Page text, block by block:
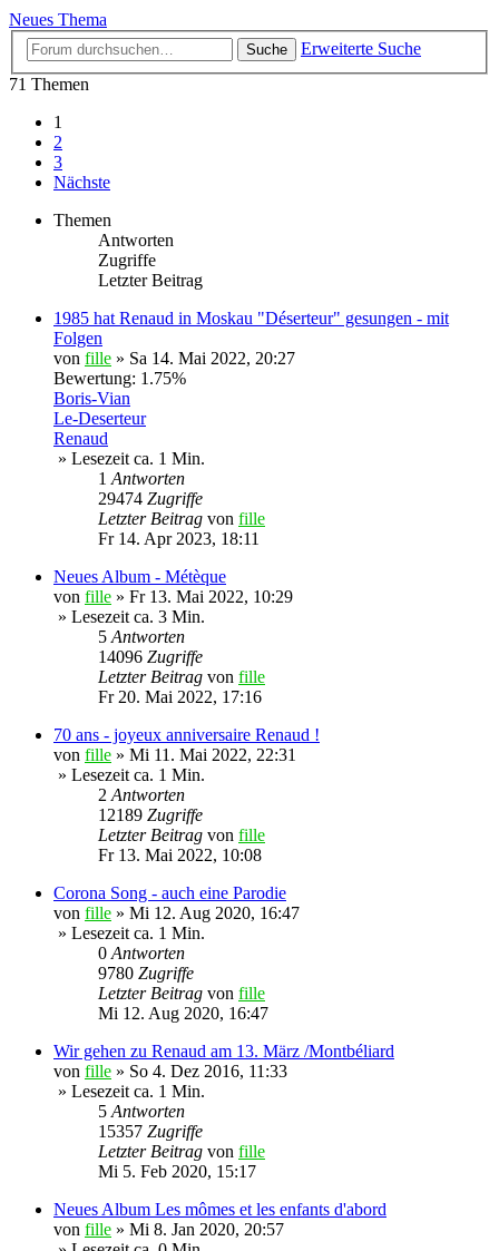
Neues Thema
Suche
Erweiterte Suche
71 Themen
1
2
3
Nächste
Themen
Antworten
Zugriffe
Letzter Beitrag
1985 hat Renaud in Moskau "Déserteur" gesungen - mit
Folgen
von fille » Sa 14. Mai 2022, 20:27
Bewertung: 1.75%
Boris-Vian
Le-Deserteur
Renaud
» Lesezeit ca. 1 Min.
1Antworten
29474 Zugriffe
Letzter Beitrag von fille
Fr 14. Apr 2023, 18:11
Neues Album - Métèque
von fille » Fr 13. Mai 2022, 10:29
» Lesezeit ca. 3 Min.
5Antworten
14096 Zugriffe
Letzter Beitrag von fille
Fr 20. Mai 2022, 17:16
70 ans - joyeux anniversaire Renaud !
von fille » Mi 11. Mai 2022, 22:31
» Lesezeit ca. 1 Min.
2Antworten
12189 Zugriffe
Letzter Beitrag von fille
Fr 13. Mai 2022, 10:08
Corona Song - auch eine Parodie
von fille » Mi 12. Aug 2020, 16:47
» Lesezeit ca. 1 Min.
0Antworten
9780 Zugriffe
Letzter Beitrag von fille
Mi 12. Aug 2020, 16:47
Wir gehen zu Renaud am 13. März /Montbéliard
von fille » So 4. Dez 2016, 11:33
» Lesezeit ca. 1 Min.
5Antworten
15357 Zugriffe
Letzter Beitrag von fille
Mi 5. Feb 2020, 15:17
Neues Album Les mômes et les enfants d'abord
von fille » Mi 8. Jan 2020, 20:57